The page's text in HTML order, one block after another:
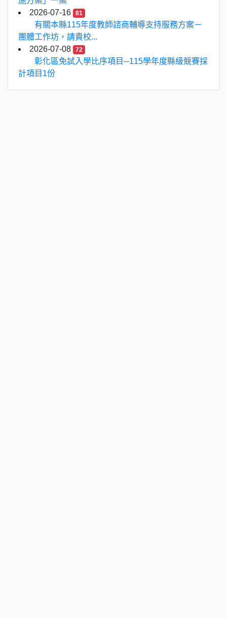
2026-07-16
81
有關本縣115年度教師諮商輔導支持服務方案－
團體工作坊，請貴校...
2026-07-08
72
彰化區免試入學比序項目─115學年度縣級競賽採
計項目1份